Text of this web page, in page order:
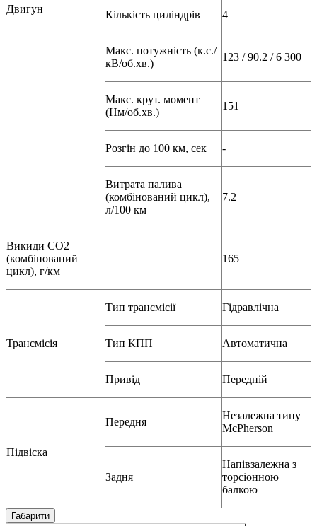
Двигун Кількість циліндрів 4
Макс. потужність (к.с./
кВ/об.хв.)
123 / 90.2 / 6 300
Макс. крут. момент
(Нм/об.хв.)
151
Розгін до 100 км, сек -
Витрата палива
(комбінований цикл),
л/100 км
7.2
Викиди СО2
(комбінований
цикл), г/км
165
Трансмісія
Тип трансмісії Гідравлічна
Тип КПП Автоматична
Привід Передній
Підвіска
Передня
Незалежна типу
McPherson
Задня
Напівзалежна з
торсіонною
балкою
Габарити